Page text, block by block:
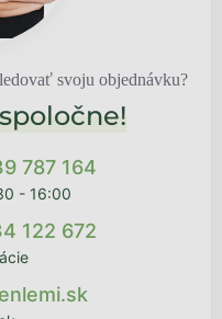
svoju objednávku?
787 164
- 16:00
122 672